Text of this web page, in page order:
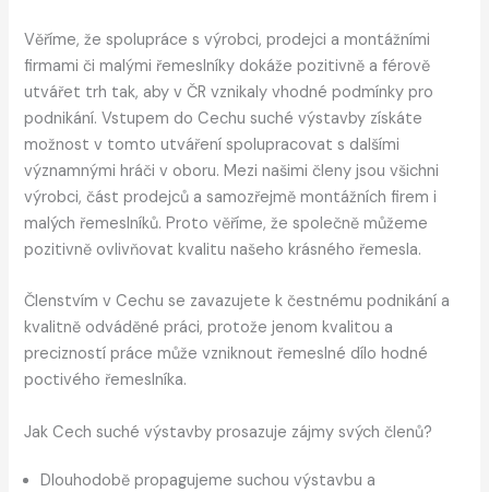
Věříme, že spolupráce s výrobci, prodejci a montážními
firmami či malými řemeslníky dokáže pozitivně a férově
utvářet trh tak, aby v ČR vznikaly vhodné podmínky pro
podnikání. Vstupem do Cechu suché výstavby získáte
možnost v tomto utváření spolupracovat s dalšími
významnými hráči v oboru. Mezi našimi členy jsou všichni
výrobci, část prodejců a samozřejmě montážních firem i
malých řemeslníků. Proto věříme, že společně můžeme
pozitivně ovlivňovat kvalitu našeho krásného řemesla.
Členstvím v Cechu se zavazujete k čestnému podnikání a
kvalitně odváděné práci, protože jenom kvalitou a
precizností práce může vzniknout řemeslné dílo hodné
poctivého řemeslníka.
Jak Cech suché výstavby prosazuje zájmy svých členů?
Dlouhodobě propagujeme suchou výstavbu a